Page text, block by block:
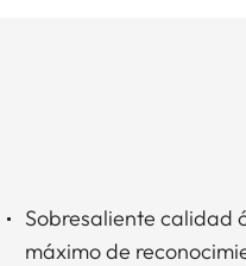
Sobresaliente calidad
máximo de